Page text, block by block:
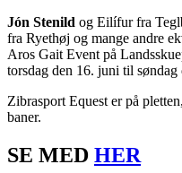
Jón Stenild og Eilífur fra
fra Ryethøj og mange andre
Aros Gait Event på
torsdag den 16. juni til søndag
Zibrasport Equest er på
baner.
SE MED HER